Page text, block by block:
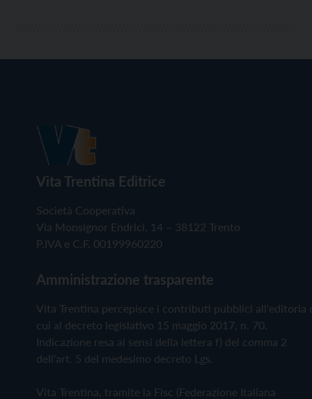
Vita Trentina Editrice
Società Cooperativa
Via Monsignor Endrici, 14 – 38122 Trento
P.IVA e C.F. 00199960220
Amministrazione trasparente
Vita Trentina percepisce i contributi pubblici all'editoria
cui al decreto legislativo 15 maggio 2017, n. 70.
Indicazione resa ai sensi della lettera f) del comma 2
dell'art. 5 del medesimo decreto Lgs.
Vita Trentina, tramite la Fisc (Federazione Italiana